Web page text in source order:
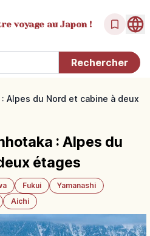
voyage au Japon !
Alpes du Nord et cabine à deux
: Alpes du
étages
Fukui
Yamanashi
Aichi